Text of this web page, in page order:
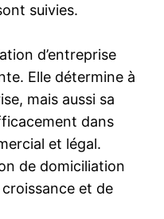
suivies.
d’entreprise
Elle détermine à
mais aussi sa
dans
et légal.
de domiciliation
croissance et de